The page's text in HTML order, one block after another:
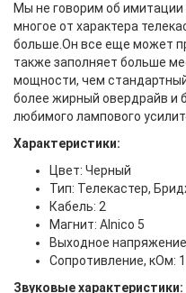
Мы не говорим об
многое от характера
больше.Он все еще может
также заполняет больше
мощности, чем
более жирный овердрайв и
любимого лампового
Характеристики:
Цвет: Черный
Тип: Телекастер,
Кабель: 2
Магнит: Alnico 5
Выходное
Сопротивление, кОм:
Звуковые характеристики: